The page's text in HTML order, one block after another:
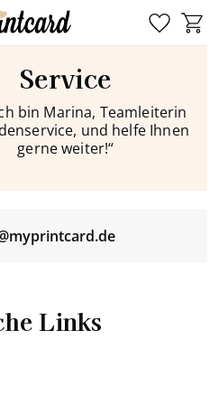
Service
bin Marina, Teamleiterin
und helfe Ihnen
gerne weiter!“
Links